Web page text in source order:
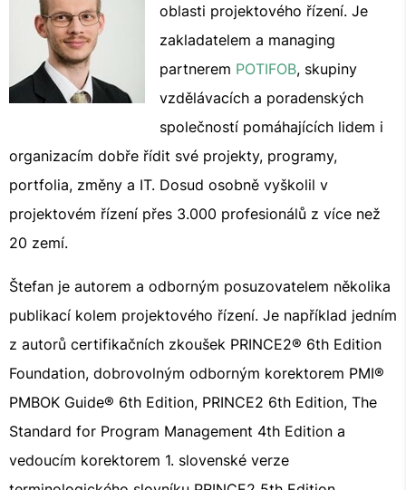
oblasti projektového řízení. Je
zakladatelem a managing
partnerem POTIFOB, skupiny
vzdělávacích a poradenských
společností pomáhajících lidem i
organizacím dobře řídit své projekty, programy,
portfolia, změny a IT. Dosud osobně vyškolil v
projektovém řízení přes 3.000 profesionálů z více než
20 zemí.
Štefan je autorem a odborným posuzovatelem několika
publikací kolem projektového řízení. Je například jedním
z autorů certifikačních zkoušek PRINCE2® 6th Edition
Foundation, dobrovolným odborným korektorem PMI®
PMBOK Guide® 6th Edition, PRINCE2 6th Edition, The
Standard for Program Management 4th Edition a
vedoucím korektorem 1. slovenské verze